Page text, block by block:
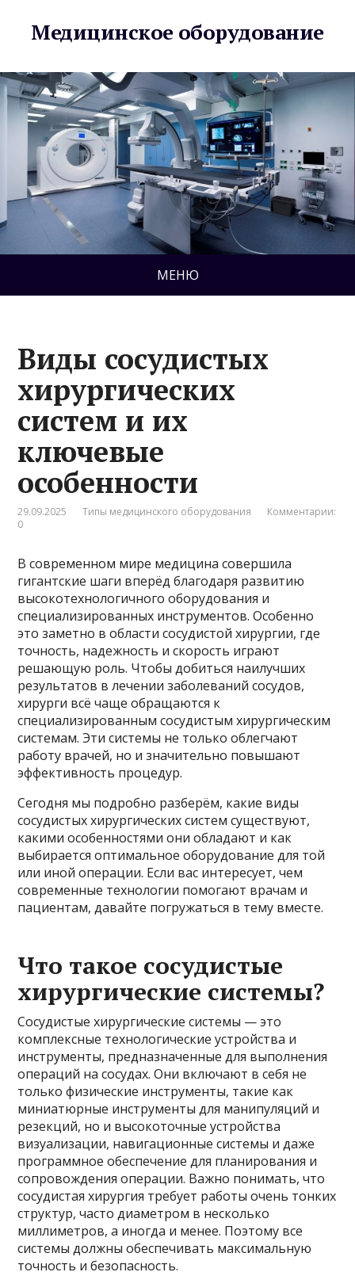
Медицинское оборудование
МЕНЮ
Виды сосудистых
хирургических
систем и их
ключевые
особенности
29.09.2025 Типы медицинского оборудования
Комментарии:
0
В современном мире медицина совершила
гигантские шаги вперёд благодаря развитию
высокотехнологичного оборудования и
специализированных инструментов. Особенно
это заметно в области сосудистой хирургии, где
точность, надежность и скорость играют
решающую роль. Чтобы добиться наилучших
результатов в лечении заболеваний сосудов,
хирурги всё чаще обращаются к
специализированным сосудистым хирургическим
системам. Эти системы не только облегчают
работу врачей, но и значительно повышают
эффективность процедур.
Сегодня мы подробно разберём, какие виды
сосудистых хирургических систем существуют,
какими особенностями они обладают и как
выбирается оптимальное оборудование для той
или иной операции. Если вас интересует, чем
современные технологии помогают врачам и
пациентам, давайте погружаться в тему вместе.
Что такое сосудистые
хирургические системы?
Сосудистые хирургические системы — это
комплексные технологические устройства и
инструменты, предназначенные для выполнения
операций на сосудах. Они включают в себя не
только физические инструменты, такие как
миниатюрные инструменты для манипуляций и
резекций, но и высокоточные устройства
визуализации, навигационные системы и даже
программное обеспечение для планирования и
сопровождения операции. Важно понимать, что
сосудистая хирургия требует работы очень тонких
структур, часто диаметром в несколько
миллиметров, а иногда и менее. Поэтому все
системы должны обеспечивать максимальную
точность и безопасность.